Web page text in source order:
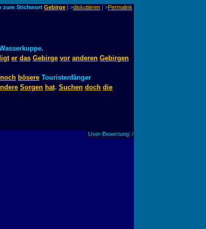
zum Stichwort Gebirge | >diskutieren | >Permalink
er das Gebirge vor anderen Gebirgen
noch bösere Touristenfänger
Sorgen hat. Suchen doch die
User-Bewertung: /